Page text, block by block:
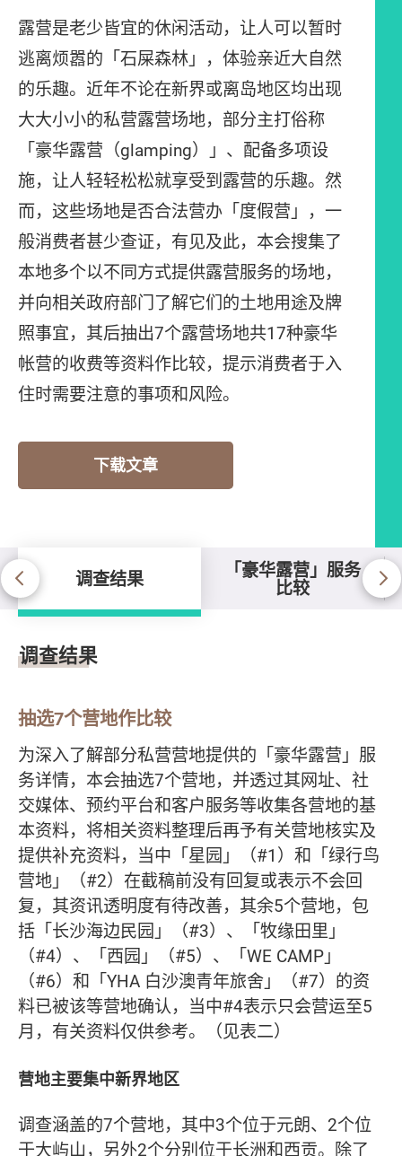
露营是老少皆宜的休闲活动，让人可以暂时
逃离烦嚣的「石屎森林」，体验亲近大自然
的乐趣。近年不论在新界或离岛地区均出现
大大小小的私营露营场地，部分主打俗称
「豪华露营（glamping）」、配备多项设
施，让人轻轻松松就享受到露营的乐趣。然
而，这些场地是否合法营办「度假营」，一
般消费者甚少查证，有见及此，本会搜集了
本地多个以不同方式提供露营服务的场地，
并向相关政府部门了解它们的土地用途及牌
照事宜，其后抽出7个露营场地共17种豪华
帐营的收费等资料作比较，提示消费者于入
住时需要注意的事项和风险。
下载文章
调查结果 「豪华露营」服务
比较
调查结果
调查结果
抽选7个营地作比较
为深入了解部分私营营地提供的「豪华露营」服
务详情，本会抽选7个营地，并透过其网址、社
交媒体、预约平台和客户服务等收集各营地的基
本资料，将相关资料整理后再予有关营地核实及
提供补充资料，当中「星园」（#1）和「绿行鸟
营地」（#2）在截稿前没有回复或表示不会回
复，其资讯透明度有待改善，其余5个营地，包
括「长沙海边民园」（#3）、「牧缘田里」
（#4）、「西园」（#5）、「WE CAMP」
（#6）和「YHA 白沙澳青年旅舍」（#7）的资
料已被该等营地确认，当中#4表示只会营运至5
月，有关资料仅供参考。（见表二）
营地主要集中新界地区
调查涵盖的7个营地，其中3个位于元朗、2个位
于大屿山，另外2个分别位于长洲和西贡。除了